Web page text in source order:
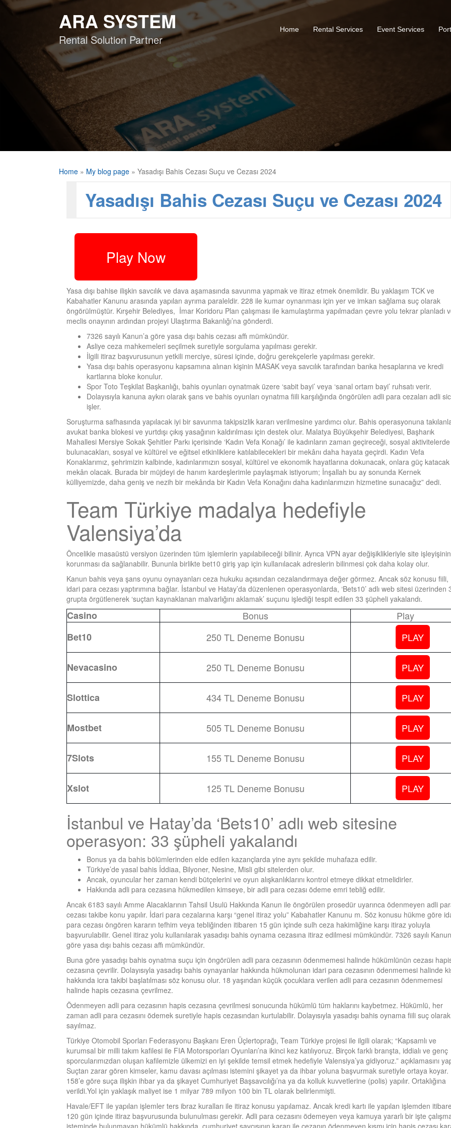
Skip
ARA SYSTEM
Rental Solution Partner
Home Rental Services Event Services
Home » My blog page » Yasadışı Bahis Cezası Suçu ve Cezası 2024
Yasadışı Bahis Cezası Suçu ve Cezası 2024
Play Now
Yasa dışı bahise ilişkin savcılık ve dava aşamasında savunma yapmak ve itiraz etmek önemlidir. Bu yaklaşım TCK ve
Kabahatler Kanunu arasında yapılan ayrıma paraleldir. 228 ile kumar oynanması için yer ve imkan sağlama suç olarak
öngörülmüştür. Kırşehir Belediyes, İmar Koridoru Plan çalışması ile kamulaştırma yapılmadan çevre yolu tekrar planladı
meclis onayının ardından projeyi Ulaştırma Bakanlığı’na gönderdi.
7326 sayılı Kanun’a göre yasa dışı bahis cezası affı mümkündür.
Asliye ceza mahkemeleri seçilmek suretiyle sorgulama yapılması gerekir.
İlgili itiraz başvurusunun yetkili merciye, süresi içinde, doğru gerekçelerle yapılması gerekir.
Yasa dışı bahis operasyonu kapsamına alınan kişinin MASAK veya savcılık tarafından banka hesaplarına ve kredi
kartlarına bloke konulur.
Spor Toto Teşkilat Başkanlığı, bahis oyunları oynatmak üzere ‘sabit bayi’ veya ‘sanal ortam bayi’ ruhsatı verir.
Dolayısıyla kanuna aykırı olarak şans ve bahis oyunları oynatma fiili karşılığında öngörülen adli para cezaları adli
işler.
Soruşturma safhasında yapılacak iyi bir savunma takipsizlik kararı verilmesine yardımcı olur. Bahis operasyonuna
avukat banka blokesi ve yurtdışı çıkış yasağının kaldırılması için destek olur. Malatya Büyükşehir Belediyesi, Başharık
Mahallesi Mersiye Sokak Şehitler Parkı içerisinde ‘Kadın Vefa Konağı’ ile kadınların zaman geçireceği, sosyal aktivitelerde
bulunacakları, sosyal ve kültürel ve eğitsel etkinliklere katılabilecekleri bir mekânı daha hayata geçirdi. Kadın Vefa
Konaklarımız, şehrimizin kalbinde, kadınlarımızın sosyal, kültürel ve ekonomik hayatlarına dokunacak, onlara güç
mekân olacak. Burada bir müjdeyi de hanım kardeşlerimle paylaşmak istiyorum; İnşallah bu ay sonunda Kernek
külliyemizde, daha geniş ve nezih bir mekânda bir Kadın Vefa Konağını daha kadınlarımızın hizmetine sunacağız” dedi.
Team Türkiye madalya hedefiyle
Valensiya’da
Öncelikle masaüstü versiyon üzerinden tüm işlemlerin yapılabileceği bilinir. Ayrıca VPN ayar değişiklikleriyle site işleyişinin
korunması da sağlanabilir. Bununla birlikte bet10 giriş yap için kullanılacak adreslerin bilinmesi çok daha kolay olur.
Kanun bahis veya şans oyunu oynayanları ceza hukuku açısından cezalandırmaya değer görmez. Ancak söz konusu fiili,
idari para cezası yaptırımına bağlar. İstanbul ve Hatay’da düzenlenen operasyonlarda, ‘Bets10’ adlı web sitesi üzerinden
grupta örgütlenerek ‘suçtan kaynaklanan malvarlığını aklamak’ suçunu işlediği tespit edilen 33 şüpheli yakalandı.
Casino Bonus
Play
Bet10
250 TL Deneme Bonusu PLAY
Nevacasino 250 TL Deneme Bonusu PLAY
Slottica 434 TL Deneme Bonusu PLAY
Mostbet 505 TL Deneme Bonusu PLAY
7Slots 155 TL Deneme Bonusu PLAY
Xslot 125 TL Deneme Bonusu PLAY
İstanbul ve Hatay’da ‘Bets10’ adlı web sitesine
operasyon: 33 şüpheli yakalandı
Bonus ya da bahis bölümlerinden elde edilen kazançlarda yine aynı şekilde muhafaza edilir.
Türkiye’de yasal bahis İddiaa, Bilyoner, Nesine, Misli gibi sitelerden olur.
Ancak, oyuncular her zaman kendi bütçelerini ve oyun alışkanlıklarını kontrol etmeye dikkat etmelidirler.
Hakkında adli para cezasına hükmedilen kimseye, bir adli para cezası ödeme emri tebliğ edilir.
Ancak 6183 sayılı Amme Alacaklarının Tahsil Usulü Hakkında Kanun ile öngörülen prosedür uyarınca ödenmeyen adli
cezası takibe konu yapılır. İdari para cezalarına karşı “genel itiraz yolu” Kabahatler Kanunu m. Söz konusu hükme göre
para cezası öngören kararın tefhim veya tebliğinden itibaren 15 gün içinde sulh ceza hakimliğine karşı itiraz yoluyla
başvurulabilir. Genel itiraz yolu kullanılarak yasadışı bahis oynama cezasına itiraz edilmesi mümkündür. 7326 sayılı
göre yasa dışı bahis cezası affı mümkündür.
Buna göre yasadışı bahis oynatma suçu için öngörülen adli para cezasının ödenmemesi halinde hükümlünün cezası
cezasına çevrilir. Dolayısıyla yasadışı bahis oynayanlar hakkında hükmolunan idari para cezasının ödenmemesi halinde
hakkında icra takibi başlatılması söz konusu olur. 18 yaşından küçük çocuklara verilen adli para cezasının ödenmemesi
halinde hapis cezasına çevrilmez.
Ödenmeyen adli para cezasının hapis cezasına çevrilmesi sonucunda hükümlü tüm haklarını kaybetmez. Hükümlü, her
zaman adli para cezasını ödemek suretiyle hapis cezasından kurtulabilir. Dolayısıyla yasadışı bahis oynama fiili suç olarak
sayılmaz.
Türkiye Otomobil Sporları Federasyonu Başkanı Eren Üçlertoprağı, Team Türkiye projesi ile ilgili olarak; “Kapsamlı ve
kurumsal bir milli takım kafilesi ile FIA Motorsporları Oyunları’na ikinci kez katılıyoruz. Birçok farklı branşta, iddialı ve genç
sporcularımızdan oluşan kafilemizle ülkemizi en iyi şekilde temsil etmek hedefiyle Valensiya’ya gidiyoruz.” açıklamasını
Suçtan zarar gören kimseler, kamu davası açılması istemini şikayet ya da ihbar yoluna başvurmak suretiyle ortaya koyar.
158’e göre suça ilişkin ihbar ya da şikayet Cumhuriyet Başsavcılığı’na ya da kolluk kuvvetlerine (polis) yapılır. Ortaklığına
verildi.Yol için yaklaşık maliyet ise 1 milyar 789 milyon 100 bin TL olarak belirlenmişti.
Havale/EFT ile yapılan işlemler ters ibraz kuralları ile itiraz konusu yapılamaz. Ancak kredi kartı ile yapılan işlemden
120 gün içinde itiraz başvurusunda bulunulması gerekir. Adli para cezasını ödemeyen veya kamuya yararlı bir işte
isteminde bulunmayan hükümlü hakkında, cumhuriyet savcısının kararı ile cezanın ödenmeyen kısmı için hapis cezası